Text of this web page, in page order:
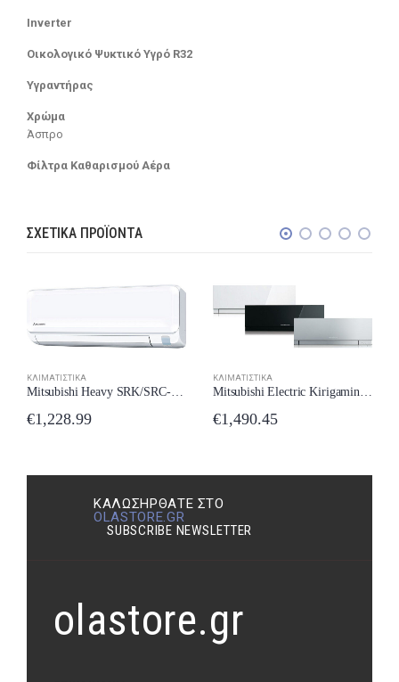
Inverter
Οικολογικό Ψυκτικό Υγρό R32
Υγραντήρας
Χρώμα
Άσπρο
Φίλτρα Καθαρισμού Αέρα
ΣΧΕΤΙΚΆ ΠΡΟΪΌΝΤΑ
ΚΛΙΜΑΤΙΣΤΙΚΆ
Mitsubishi Heavy SRK/SRC-35ZTL-W Κλιματιστικό 12000 BTU New Model 2024
€1,228.99
ΚΛΙΜΑΤΙΣΤΙΚΆ
Mitsubishi Electric Kirigamine Zen MSZ/MUZ-EF42VE2 Κλιματιστικό Inverter 16000 BTU A++/A++ με Wi-Fi New Model 2024
€1,490.45
ΚΑΛΩΣΉΡΘΑΤΕ ΣΤΟ
OLASTORE.GR
SUBSCRIBE NEWSLETTER
olastore.gr